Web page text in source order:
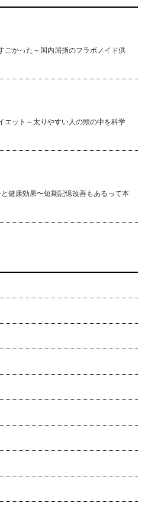
ごかった～国内屈指のフラボノイド供
エット～太りやすい人の頭の中を科学
健康効果〜短期記憶改善もあるって本